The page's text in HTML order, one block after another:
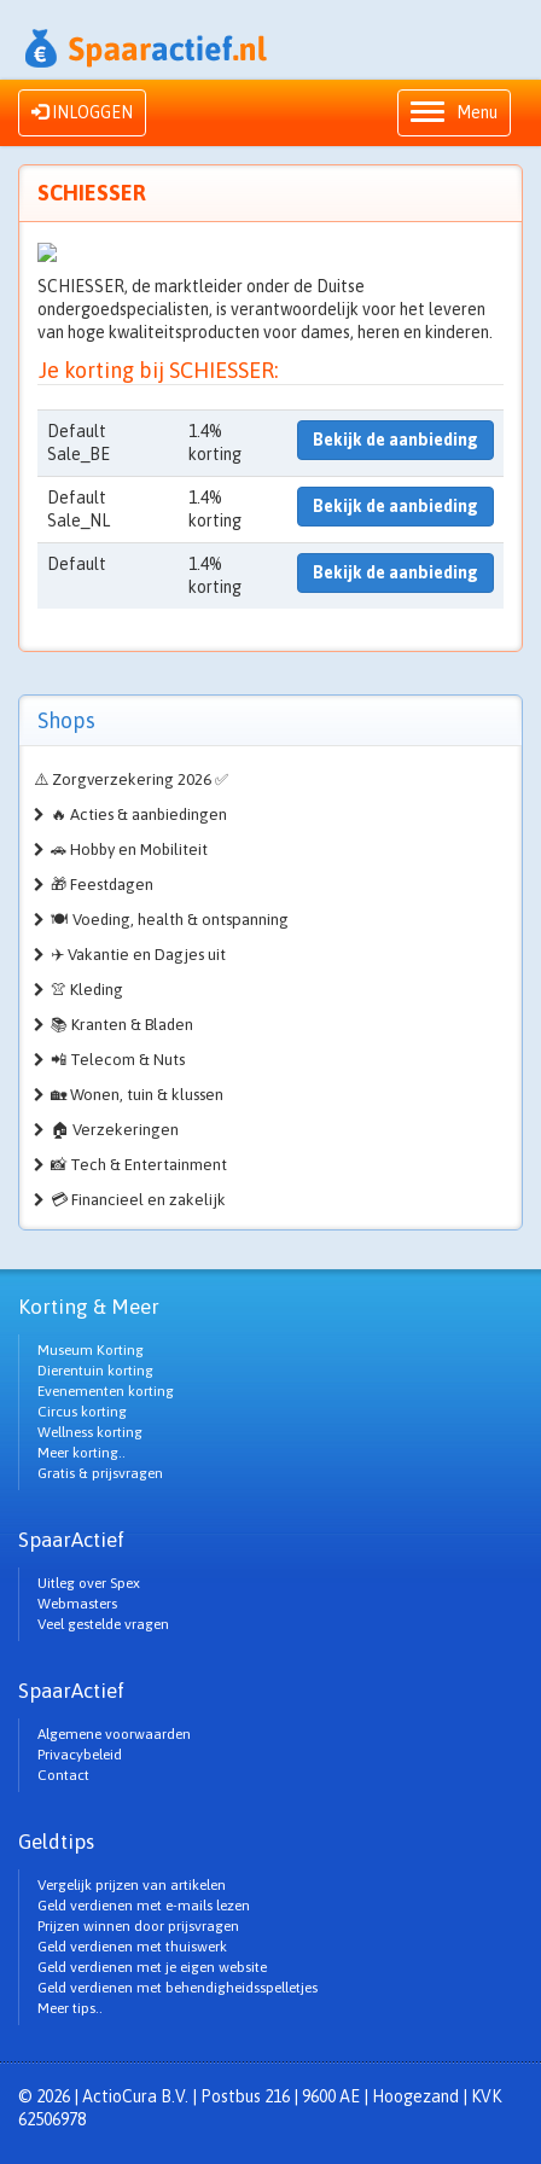
Menu
INLOGGEN
SCHIESSER
SCHIESSER, de marktleider onder de Duitse
ondergoedspecialisten, is verantwoordelijk voor het leveren
van hoge kwaliteitsproducten voor dames, heren en kinderen.
Je korting bij SCHIESSER:
Default
Sale_BE
1.4%
korting
Bekijk de aanbieding
Default
Sale_NL
1.4%
korting
Bekijk de aanbieding
Default
1.4%
korting
Bekijk de aanbieding
Shops
⚠️ Zorgverzekering 2026 ✅
🔥 Acties & aanbiedingen
🚗 Hobby en Mobiliteit
🎁 Feestdagen
🍽️ Voeding, health & ontspanning
✈️ Vakantie en Dagjes uit
👚 Kleding
📚 Kranten & Bladen
📲 Telecom & Nuts
🏡 Wonen, tuin & klussen
🏠 Verzekeringen
📸 Tech & Entertainment
💳 Financieel en zakelijk
Korting & Meer
Museum Korting
Dierentuin korting
Evenementen korting
Circus korting
Wellness korting
Meer korting..
Gratis & prijsvragen
SpaarActief
Uitleg over Spex
Webmasters
Veel gestelde vragen
SpaarActief
Algemene voorwaarden
Privacybeleid
Contact
Geldtips
Vergelijk prijzen van artikelen
Geld verdienen met e-mails lezen
Prijzen winnen door prijsvragen
Geld verdienen met thuiswerk
Geld verdienen met je eigen website
Geld verdienen met behendigheidsspelletjes
Meer tips..
© 2026 | ActioCura B.V. | Postbus 216 | 9600 AE | Hoogezand | KVK
62506978